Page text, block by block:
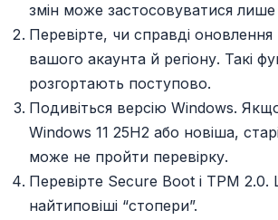
змін може застосовуватися лише
Перевірте, чи справді
вашого акаунта й регіону. Такі
розгортають поступово.
Подивіться версію Windows.
Windows 11 25H2 або новіша,
може не пройти перевірку.
Перевірте Secure Boot і TPM 2.0.
найтиповіші “стопери”.